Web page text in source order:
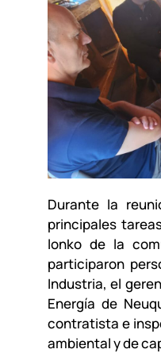
Durante la
principales
lonko de la
participaron
Industria, el
Energía de
contratista e
ambiental y de